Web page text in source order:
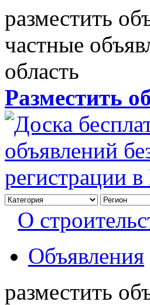
разместить
частные
область
Разместить
О
Объявления
разместить